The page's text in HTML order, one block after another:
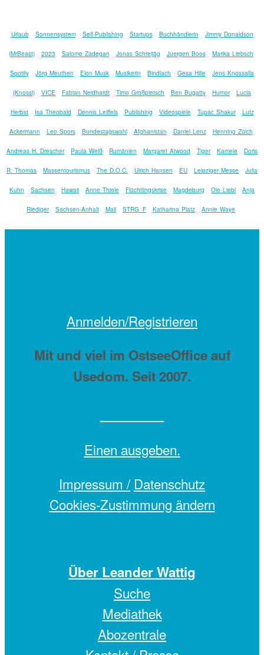
Urlaub Sonnensystem Self-Publishing Startups Buchhändlerin Jimmy Donaldson
(MrBeast) 2023 Salome Zadegan Jonas Schreijäg Juergen Boos Marika Liebsch
Spotify Jörg Meuthen Elon Musk Musikerin Bindlach Gesa Hille Jens Knossalla
(Knossi) VICE Fabian Neidhardt Timo Großpietsch Ben Bugatty Humor Lucia
Herbst Isa Theobald Dennis Leiffels Publishing Videospiele Tupac Shakur Lutz
Ackermann Leo Spors Bundestagswahl Afghanistan Daniel Lenz Henning Zülch
Andreas H. Drescher Paula Weiß Rumänien Margaret Atwood Tiger Kamele Doris
R. Thomas Massentourismus The D.O.C. Ulrich Hansen EU Leipziger Messe Julia
Kuhn Sachsen Hawaii Anne Thiele Flüchtlingskrise Magdeburg Ole Liebl Anja
Riediger Sachsen-Anhalt Mali STRG_F Katharina Platz Annie Waye
Anmelden/Registrieren
Mit und viel im OstseeOffice auf
Usedom. Seit 2007.
Einen ausgeben.
Impressum / Datenschutz
Cookies-Zustimmung ändern
Über Leander Wattig
Suche
Mediathek
Abozentrale